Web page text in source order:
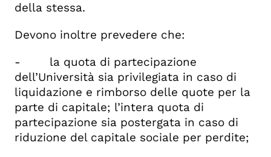
della stessa.
Devono inoltre prevedere che:
- la quota di partecipazione
dell’Università sia privilegiata in caso di
liquidazione e rimborso delle quote per la
parte di capitale; l’intera quota di
partecipazione sia postergata in caso di
riduzione del capitale sociale per perdite;